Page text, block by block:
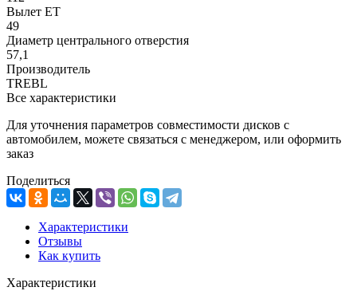
Вылет ET
49
Диаметр центрального отверстия
57,1
Производитель
TREBL
Все характеристики
Для уточнения параметров совместимости дисков с
автомобилем, можете связаться с менеджером, или оформить
заказ
Поделиться
Характеристики
Отзывы
Как купить
Характеристики